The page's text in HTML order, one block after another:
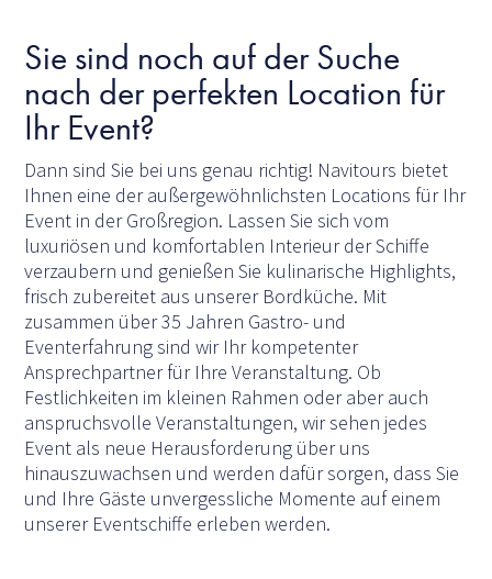
Sie sind noch auf der Suche
nach der perfekten Location für
Ihr Event?
Dann sind Sie bei uns genau richtig! Navitours bietet
Ihnen eine der außergewöhnlichsten Locations für Ihr
Event in der Großregion. Lassen Sie sich vom
luxuriösen und komfortablen Interieur der Schiffe
verzaubern und genießen Sie kulinarische Highlights,
frisch zubereitet aus unserer Bordküche. Mit
zusammen über 35 Jahren Gastro- und
Eventerfahrung sind wir Ihr kompetenter
Ansprechpartner für Ihre Veranstaltung. Ob
Festlichkeiten im kleinen Rahmen oder aber auch
anspruchsvolle Veranstaltungen, wir sehen jedes
Event als neue Herausforderung über uns
hinauszuwachsen und werden dafür sorgen, dass Sie
und Ihre Gäste unvergessliche Momente auf einem
unserer Eventschiffe erleben werden.